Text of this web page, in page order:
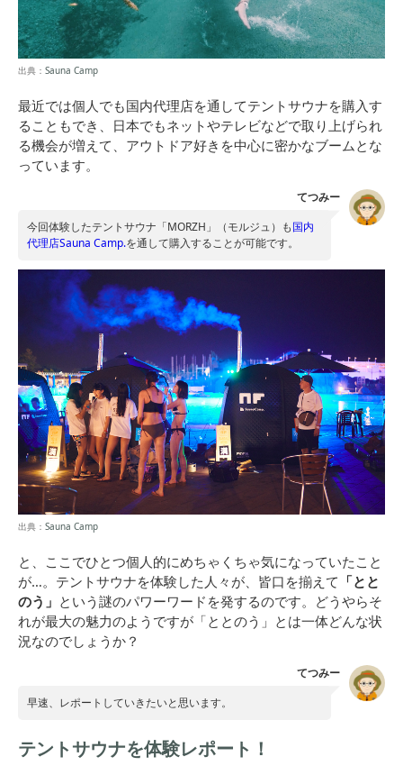
出典： Sauna Camp
最近では個人でも国内代理店を通してテントサウナを購入す
ることもでき、日本でもネットやテレビなどで取り上げられ
る機会が増えて、アウトドア好きを中心に密かなブームとな
っています。
てつみー
今回体験したテントサウナ「MORZH」（モルジュ）も国内
代理店Sauna Camp.を通して購入することが可能です。
出典： Sauna Camp
と、ここでひとつ個人的にめちゃくちゃ気になっていたこと
が…。テントサウナを体験した人々が、皆口を揃えて 「とと
のう」 という謎のパワーワードを発するのです。どうやらそ
れが最大の魅力のようですが「ととのう」とは一体どんな状
況なのでしょうか？
てつみー
早速、レポートしていきたいと思います。
テントサウナを体験レポート！